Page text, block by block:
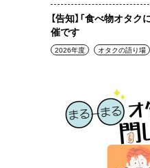
【告知】「食べ物オタ
催です
2026年度 オタクの語り場